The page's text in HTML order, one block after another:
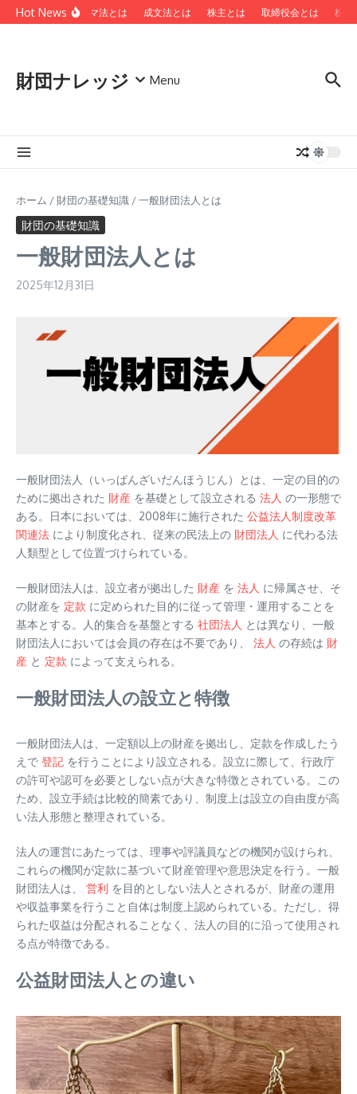
コンテンツへスキップ
Hot News ローマ法とは 成文法とは 株主とは 取締役会とは 株主
財団ナレッジ Menu
ホーム / 財団の基礎知識 /一般財団法人とは
財団の基礎知識
一般財団法人とは
2025年12月31日
一般財団法人（いっぱんざいだんほうじん）とは、一定の目的の
ために拠出された 財産 を基礎として設立される 法人 の一形態で
ある。日本においては、2008年に施行された 公益法人制度改革
関連法 により制度化され、従来の民法上の 財団法人 に代わる法
人類型として位置づけられている。
一般財団法人は、設立者が拠出した 財産 を 法人 に帰属させ、そ
の財産を 定款 に定められた目的に従って管理・運用することを
基本とする。人的集合を基盤とする 社団法人 とは異なり、一般
財団法人においては会員の存在は不要であり、 法人 の存続は 財
産 と 定款 によって支えられる。
一般財団法人の設立と特徴
一般財団法人は、一定額以上の財産を拠出し、定款を作成したう
えで 登記 を行うことにより設立される。設立に際して、行政庁
の許可や認可を必要としない点が大きな特徴とされている。この
ため、設立手続は比較的簡素であり、制度上は設立の自由度が高
い法人形態と整理されている。
法人の運営にあたっては、理事や評議員などの機関が設けられ、
これらの機関が定款に基づいて財産管理や意思決定を行う。一般
財団法人は、 営利 を目的としない法人とされるが、財産の運用
や収益事業を行うこと自体は制度上認められている。ただし、得
られた収益は分配されることなく、法人の目的に沿って使用され
る点が特徴である。
公益財団法人との違い